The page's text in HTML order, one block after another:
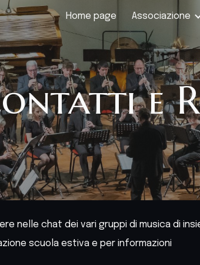
main content
Home page Associazione
e
nelle chat dei vari gruppi di musica di
scuola estiva e per informazioni